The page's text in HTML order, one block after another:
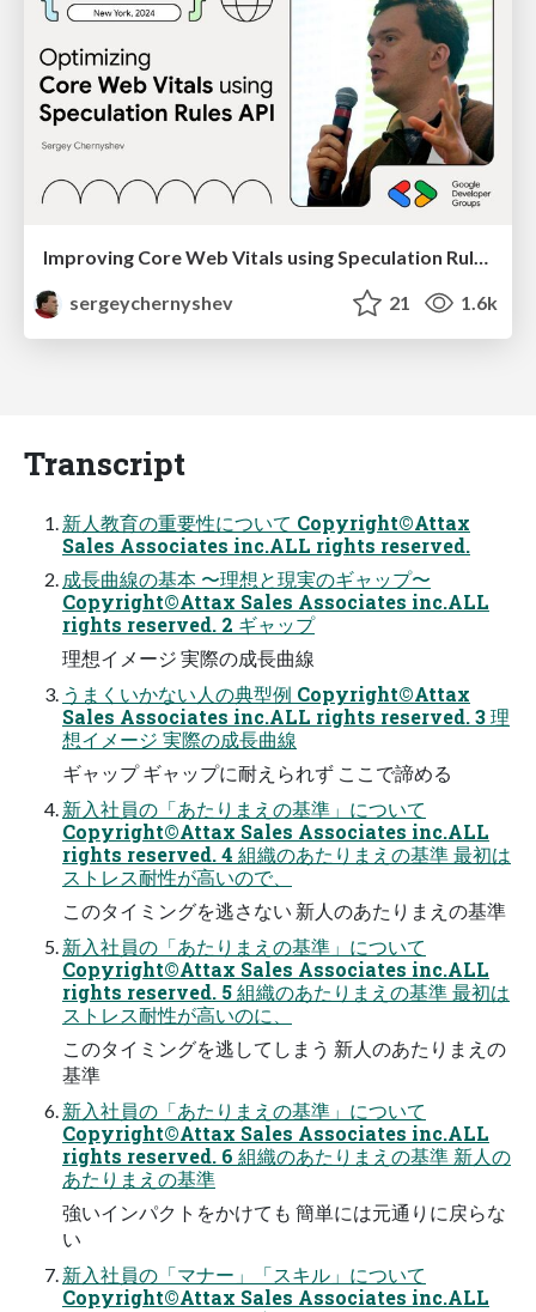
sergeychernyshev
21 1.6k
Transcript
新人教育の重要性について Copyright©Attax
Sales Associates inc.ALL rights reserved.
成⻑曲線の基本 〜理想と現実のギャップ〜
Copyright©Attax Sales Associates inc.ALL
rights reserved. 2 ギャップ
理想イメージ 実際の成⻑曲線
うまくいかない人の典型例 Copyright©Attax
Sales Associates inc.ALL rights reserved. 3 理
想イメージ 実際の成⻑曲線
ギャップ ギャップに耐えられず ここで諦める
新入社員の「あたりまえの基準」について
Copyright©Attax Sales Associates inc.ALL
rights reserved. 4 組織のあたりまえの基準 最初は
ストレス耐性が高いので、
このタイミングを逃さない 新人のあたりまえの基準
新入社員の「あたりまえの基準」について
Copyright©Attax Sales Associates inc.ALL
rights reserved. 5 組織のあたりまえの基準 最初は
ストレス耐性が高いのに、
このタイミングを逃してしまう 新人のあたりまえの
基準
新入社員の「あたりまえの基準」について
Copyright©Attax Sales Associates inc.ALL
rights reserved. 6 組織のあたりまえの基準 新人の
あたりまえの基準
強いインパクトをかけても 簡単には元通りに戻らな
い
新入社員の「マナー」「スキル」について
Copyright©Attax Sales Associates inc.ALL